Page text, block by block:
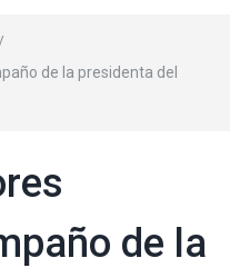
/
de la presidenta del
de la